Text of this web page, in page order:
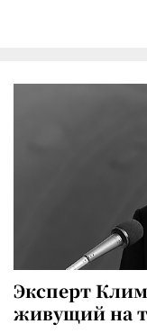
Эксперт
живущий на